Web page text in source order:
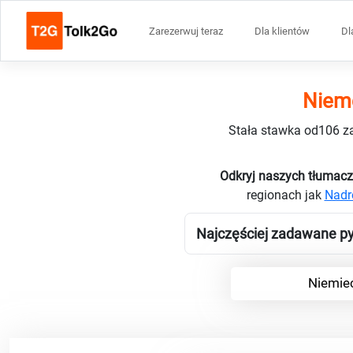
Zarezerwuj teraz Dla klientów
Stała stawka od106
Odkryj naszych
regionach jak
Najczęściej zadawane